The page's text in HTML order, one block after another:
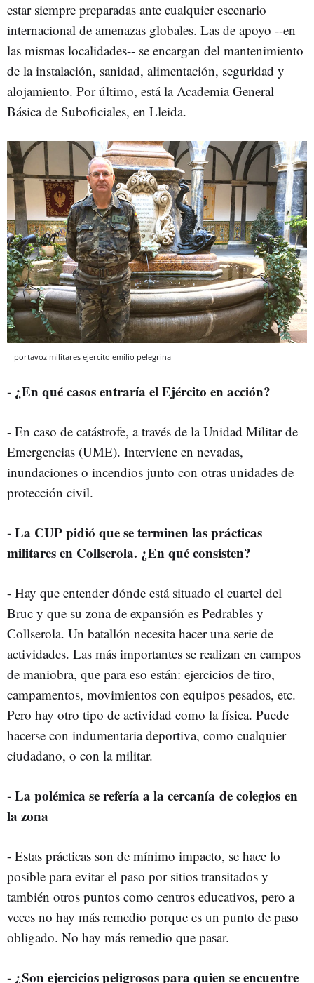
estar siempre preparadas ante cualquier escenario
internacional de amenazas globales. Las de apoyo --en
las mismas localidades-- se encargan del mantenimiento
de la instalación, sanidad, alimentación, seguridad y
alojamiento. Por último, está la Academia General
Básica de Suboficiales, en Lleida.
portavoz militares ejercito emilio pelegrina
- ¿En qué casos entraría el Ejército en acción?
- En caso de catástrofe, a través de la Unidad Militar de
Emergencias (UME). Interviene en nevadas,
inundaciones o incendios junto con otras unidades de
protección civil.
- La CUP pidió que se terminen las prácticas
militares en Collserola. ¿En qué consisten?
- Hay que entender dónde está situado el cuartel del
Bruc y que su zona de expansión es Pedrables y
Collserola. Un batallón necesita hacer una serie de
actividades. Las más importantes se realizan en campos
de maniobra, que para eso están: ejercicios de tiro,
campamentos, movimientos con equipos pesados, etc.
Pero hay otro tipo de actividad como la física. Puede
hacerse con indumentaria deportiva, como cualquier
ciudadano, o con la militar.
- La polémica se refería a la cercanía de colegios en
la zona
- Estas prácticas son de mínimo impacto, se hace lo
posible para evitar el paso por sitios transitados y
también otros puntos como centros educativos, pero a
veces no hay más remedio porque es un punto de paso
obligado. No hay más remedio que pasar.
- ¿Son ejercicios peligrosos para quien se encuentre